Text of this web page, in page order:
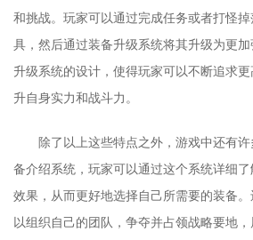
和挑战。玩家可以通过完成任务或者打怪
具，然后通过装备升级系统将其升级为更
升级系统的设计，使得玩家可以不断追求
升自身实力和战斗力。
除了以上这些特点之外，游戏中还有
备介绍系统，玩家可以通过这个系统详细
效果，从而更好地选择自己所需要的装备
以组织自己的团队，争夺并占领战略要地，